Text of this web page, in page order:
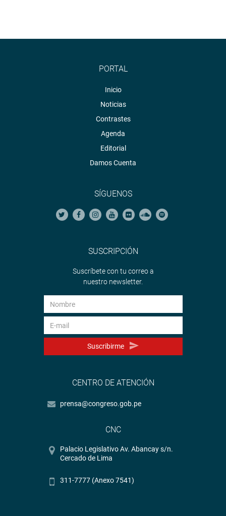
PORTAL
Inicio
Noticias
Contrastes
Agenda
Editorial
Damos Cuenta
SÍGUENOS
SUSCRIPCIÓN
Suscríbete con tu correo a
nuestro newsletter.
Suscribirme
CENTRO DE ATENCIÓN
prensa@congreso.gob.pe
CNC
Palacio Legislativo Av. Abancay s/n.
Cercado de Lima
311-7777 (Anexo 7541)